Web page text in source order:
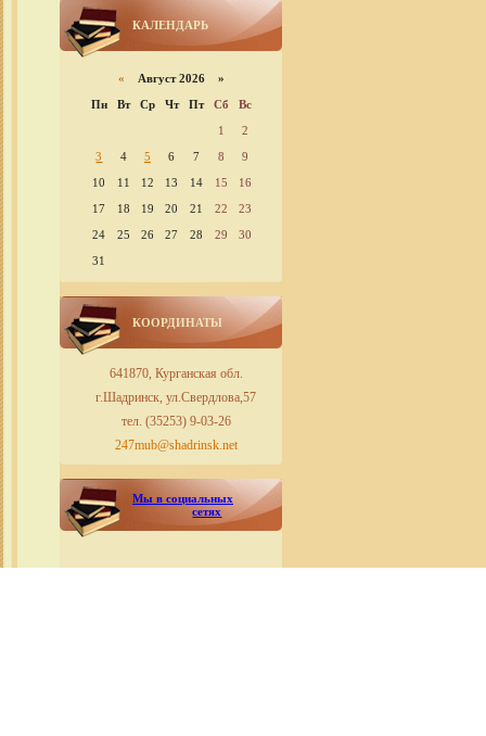
КАЛЕНДАРЬ
« Август 2026 »
Пн
Вт Ср Чт Пт Сб
Вс
1
2
3
4 5 6 7 8
9
10
11 12 13 14 15
16
17
18 19 20 21 22
23
24
25 26 27 28 29
30
31
КООРДИНАТЫ
641870, Курганская обл.
г.Шадринск, ул.Свердлова,57
тел. (35253) 9-03-26
247mub@shadrinsk.net
Мы в социальных
сетях